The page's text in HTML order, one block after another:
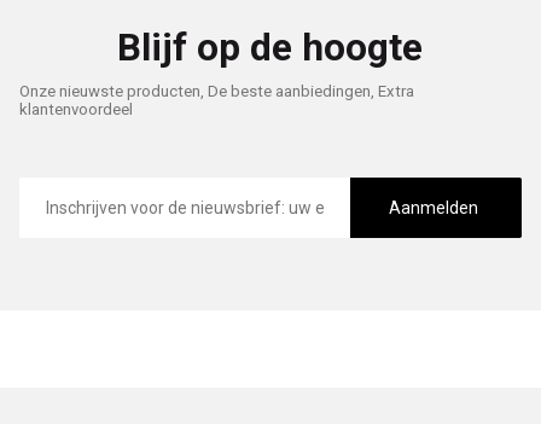
Blijf op de hoogte
Onze nieuwste producten, De beste aanbiedingen, Extra
klantenvoordeel
mailadres
Aanmelden